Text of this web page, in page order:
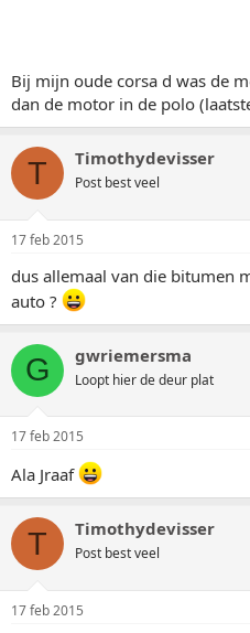
Bij mijn oude corsa d was de
dan de motor in de polo
T Timothydevisser
Post best veel
17 feb 2015
dus allemaal van die bitumen
auto ?
G gwriemersma
Loopt hier de deur plat
17 feb 2015
Ala Jraaf
T Timothydevisser
Post best veel
17 feb 2015